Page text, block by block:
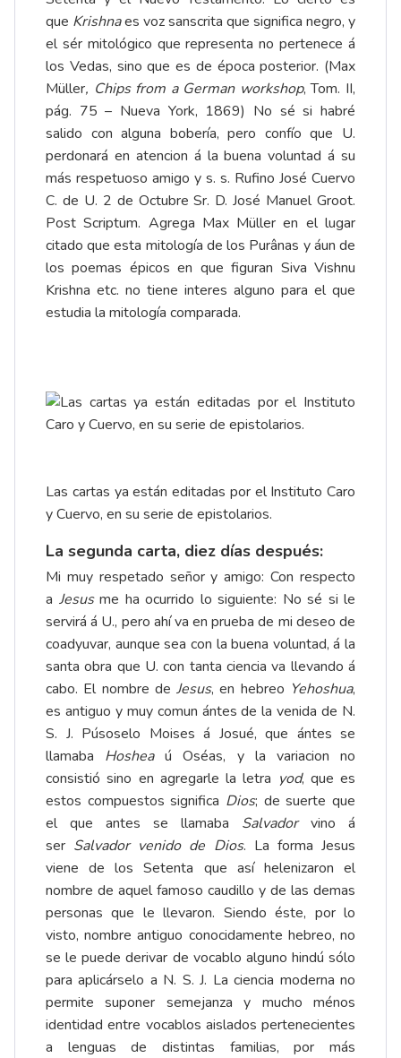
que Krishnaes voz sanscrita que significa negro, y
el sér mitológico que representa no pertenece á
los Vedas, sino que es de época posterior. (Max
Müller, Chips from a German workshop, Tom. II,
pág. 75 – Nueva York, 1869) No sé si habré
salido con alguna bobería, pero confío que U.
perdonará en atencion á la buena voluntad á su
más respetuoso amigo y s. s. Rufino José Cuervo
C. de U. 2 de Octubre Sr. D. José Manuel Groot.
Post Scriptum. Agrega Max Müller en el lugar
citado que esta mitología de los Purânas y áun de
los poemas épicos en que figuran Siva Vishnu
Krishna etc. no tiene interes alguno para el que
estudia la mitología comparada.
Las cartas ya están editadas por el Instituto Caro
y Cuervo, en su serie de epistolarios.
La segunda carta, diez días después:
Mi muy respetado señor y amigo: Con respecto
a Jesusme ha ocurrido lo siguiente: No sé si le
servirá á U., pero ahí va en prueba de mi deseo de
coadyuvar, aunque sea con la buena voluntad, á la
santa obra que U. con tanta ciencia va llevando á
cabo. El nombre deJesus, en hebreo Yehoshua,
es antiguo y muy comun ántes de la venida de N.
S. J. Púsoselo Moises á Josué, que ántes se
llamaba Hosheaú Oséas, y la variacion no
consistió sino en agregarle la letra yod, que es
estos compuestos significa Dios; de suerte que
el que antes se llamaba Salvador vino á
ser Salvador venido de Dios. La forma Jesus
viene de los Setenta que así helenizaron el
nombre de aquel famoso caudillo y de las demas
personas que le llevaron. Siendo éste, por lo
visto, nombre antiguo conocidamente hebreo, no
se le puede derivar de vocablo alguno hindú sólo
para aplicárselo a N. S. J. La ciencia moderna no
permite suponer semejanza y mucho ménos
identidad entre vocablos aislados pertenecientes
a lenguas de distintas familias, por más